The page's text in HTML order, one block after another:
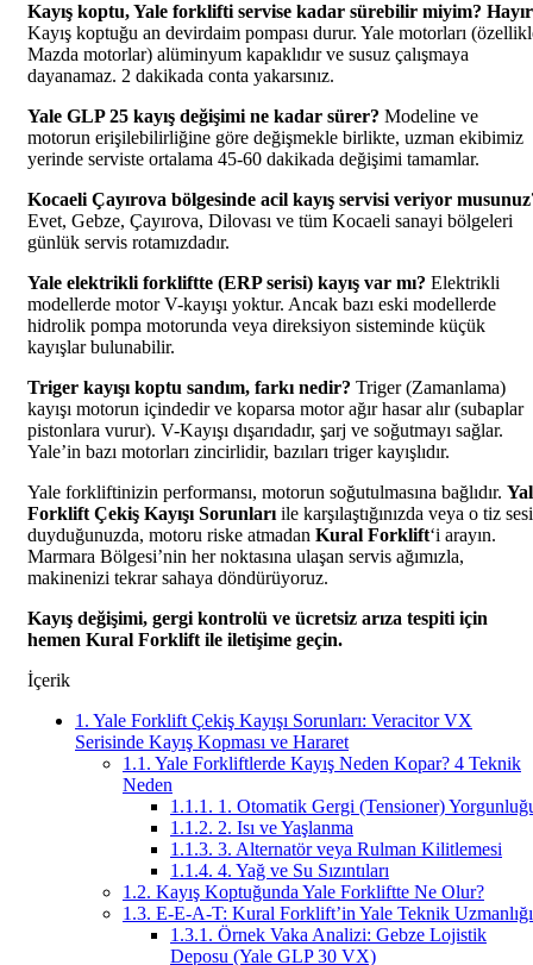
Kayış koptu, Yale forklifti servise kadar sürebilir miyim?
Kayış koptuğu an devirdaim pompası durur. Yale motorları
Mazda motorlar) alüminyum kapaklıdır ve susuz çalışmaya
dayanamaz. 2 dakikada conta yakarsınız.
Yale GLP 25 kayış değişimi ne kadar sürer? Modeline ve
motorun erişilebilirliğine göre değişmekle birlikte, uzman ekibimiz
yerinde serviste ortalama 45-60 dakikada değişimi tamamlar.
Kocaeli Çayırova bölgesinde acil kayış servisi veriyor
Evet, Gebze, Çayırova, Dilovası ve tüm Kocaeli sanayi bölgeleri
günlük servis rotamızdadır.
Yale elektrikli forkliftte (ERP serisi) kayış var mı? Elektrikli
modellerde motor V-kayışı yoktur. Ancak bazı eski modellerde
hidrolik pompa motorunda veya direksiyon sisteminde küçük
kayışlar bulunabilir.
Triger kayışı koptu sandım, farkı nedir? Triger (Zamanlama)
kayışı motorun içindedir ve koparsa motor ağır hasar alır (subaplar
pistonlara vurur). V-Kayışı dışarıdadır, şarj ve soğutmayı sağlar.
Yale’in bazı motorları zincirlidir, bazıları triger kayışlıdır.
Yale forkliftinizin performansı, motorun soğutulmasına bağlıdır.
Forklift Çekiş Kayışı Sorunları ile karşılaştığınızda veya o tiz sesi
duyduğunuzda, motoru riske atmadan Kural Forklift‘i arayın.
Marmara Bölgesi’nin her noktasına ulaşan servis ağımızla,
makinenizi tekrar sahaya döndürüyoruz.
Kayış değişimi, gergi kontrolü ve ücretsiz arıza tespiti için
hemen Kural Forklift ile iletişime geçin.
İçerik
1. Yale Forklift Çekiş Kayışı Sorunları: Veracitor VX
Serisinde Kayış Kopması ve Hararet
1.1. Yale Forkliftlerde Kayış Neden Kopar? 4 Teknik
Neden
1.1.1. 1. Otomatik Gergi (Tensioner)
1.1.2. 2. Isı ve Yaşlanma
1.1.3. 3. Alternatör veya Rulman Kilitlemesi
1.1.4. 4. Yağ ve Su Sızıntıları
1.2. Kayış Koptuğunda Yale Forkliftte Ne Olur?
1.3. E-E-A-T: Kural Forklift’in Yale Teknik Uzmanlığı
1.3.1. Örnek Vaka Analizi: Gebze Lojistik
Deposu (Yale GLP 30 VX)